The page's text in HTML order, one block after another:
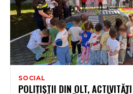
SOCIAL
POLIȚIȘTII DIN OLT,